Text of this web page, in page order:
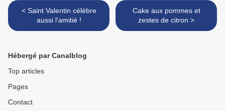
< Saint Valentin célèbre
aussi l'amitié !
Cake aux pommes et
zestes de citron >
Hébergé par Canalblog
Top articles
Pages
Contact